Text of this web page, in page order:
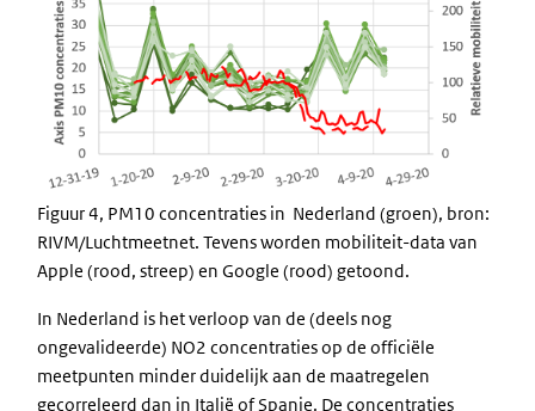
Figuur 4, PM10 concentraties in Nederland (groen), bron:
RIVM/Luchtmeetnet. Tevens worden mobiliteit-data van
Apple (rood, streep) en Google (rood) getoond.
In Nederland is het verloop van de (deels nog
ongevalideerde) NO2 concentraties op de officiële
meetpunten minder duidelijk aan de maatregelen
gecorreleerd dan in Italië of Spanje. De concentraties